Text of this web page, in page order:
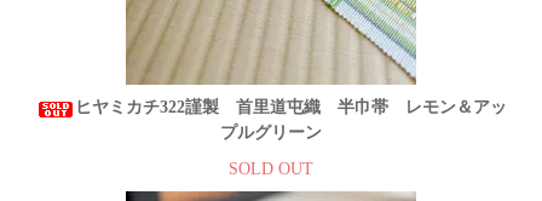
ヒヤミカチ322謹製 首里道屯織 半巾帯 レモン＆アッ
プルグリーン
SOLD OUT